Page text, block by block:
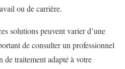
ou de carrière.
solutions peuvent varier d’une
de consulter un professionnel
de traitement adapté à votre